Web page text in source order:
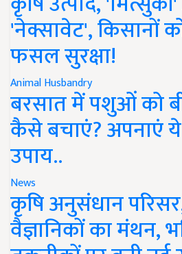
'नेक्सावेट', किसानों
फसल सुरक्षा!
Animal Husbandry
बरसात में पशुओं को
कैसे बचाएं? अपनाएं
उपाय..
News
कृषि अनुसंधान
वैज्ञानिकों का मंथन,